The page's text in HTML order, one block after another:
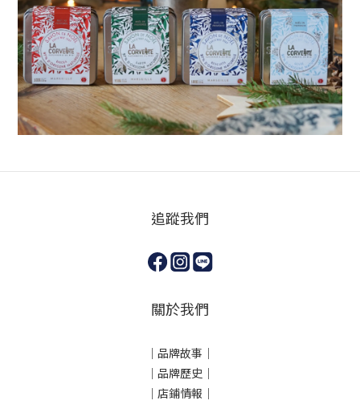
追蹤我們
關於我們
｜ 品牌故事 ｜
｜品牌歷史 ｜
｜店鋪情報｜